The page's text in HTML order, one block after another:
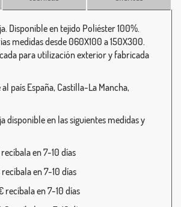
Disponible en tejido Poliéster 100%.
medidas desde 060X100 a 150X300.
para utilización exterior y fabricada
país España, Castilla-La Mancha,
disponible en las siguientes medidas y
en 7-10 días
en 7-10 días
recíbala en 7-10 días